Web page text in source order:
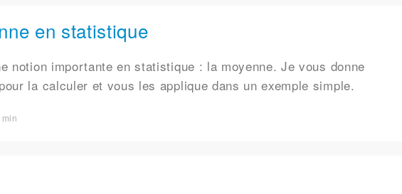
en statistique
notion importante en statistique : la moyenne. Je vous donne
la calculer et vous les applique dans un exemple simple.